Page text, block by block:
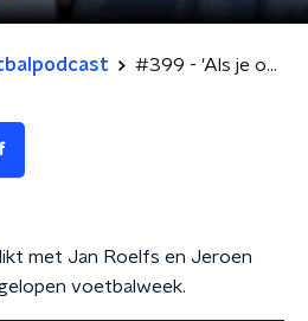
#399 - 'Als je ook nog van West Ham verliest, is ontslag onvermijdelijk'
met Jan Roelfs en Jeroen
voetbalweek.